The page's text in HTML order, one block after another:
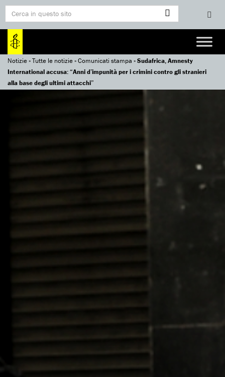
Notizie»Tutte le notizie»Comunicati stampa »Sudafrica, Amnesty
International accusa: “Anni d’impunità per i crimini contro gli stranieri
alla base degli ultimi attacchi”